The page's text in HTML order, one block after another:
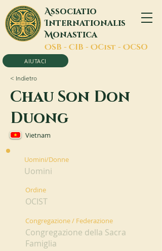
Associatio
Internationalis
Monastica
OSB - CIB - OCist - OCSO
AIUTACI
< Indietro
Chau Son Don
Duong
Vietnam
Uomini/Donne
Uomini
Ordine
OCIST
Congregazione / Federazione
Congregazione della Sacra
Famiglia